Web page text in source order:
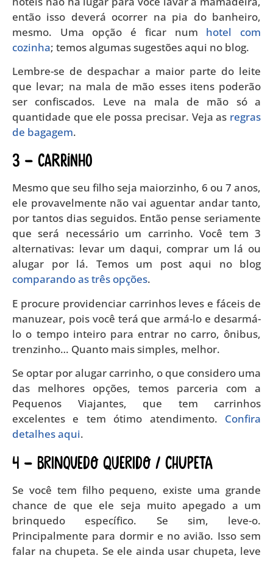
então isso deverá ocorrer na pia do banheiro,
mesmo. Uma opção é ficar num hotel com
cozinha; temos algumas sugestões aqui no blog.
Lembre-se de despachar a maior parte do leite
que levar; na mala de mão esses itens poderão
ser confiscados. Leve na mala de mão só a
quantidade que ele possa precisar. Veja as regras
de bagagem.
3 – CARRINHO
Mesmo que seu filho seja maiorzinho, 6 ou 7 anos,
ele provavelmente não vai aguentar andar tanto,
por tantos dias seguidos. Então pense seriamente
que será necessário um carrinho. Você tem 3
alternativas: levar um daqui, comprar um lá ou
alugar por lá. Temos um post aqui no blog
comparando as três opções.
E procure providenciar carrinhos leves e fáceis de
manuzear, pois você terá que armá-lo e desarmá-
lo o tempo inteiro para entrar no carro, ônibus,
trenzinho… Quanto mais simples, melhor.
Se optar por alugar carrinho, o que considero uma
das melhores opções, temos parceria com a
Pequenos Viajantes, que tem carrinhos
excelentes e tem ótimo atendimento. Confira
detalhes aqui.
4 – BRINQUEDO QUERIDO / CHUPETA
Se você tem filho pequeno, existe uma grande
chance de que ele seja muito apegado a um
brinquedo específico. Se sim, leve-o.
Principalmente para dormir e no avião. Isso sem
falar na chupeta. Se ele ainda usar chupeta, leve